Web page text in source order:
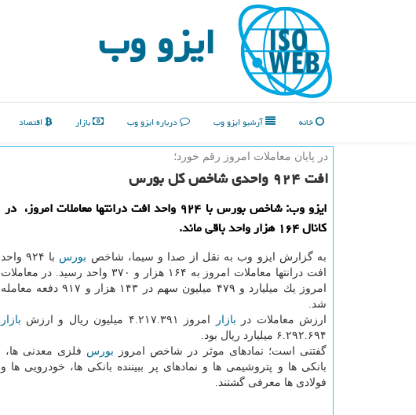
ایزو وب
خانه آرشیو ایزو وب درباره ایزو وب بازار اقتصاد
در پایان معاملات امروز رقم خورد؛
افت ۹۲۴ واحدی شاخص كل بورس
ایزو وب: شاخص بورس با ۹۲۴ واحد افت درانتها معاملات امروز، ​ در
كانال ۱۶۴ هزار واحد باقی ماند.
به گزارش ایزو وب به نقل از صدا و سیما، شاخص بورس
با ۹۲۴ واحد
افت درانتها معاملات امروز به ۱۶۴ هزار و ۳۷۰ واحد رسید. در معاملات
امروز یك میلیارد و ۴۷۹ میلیون سهم در ۱۴۳ هزار و ۹۱۷ دفعه معامله
شد.
ارزش معاملات در بازار امروز ۴.۲۱۷.۳۹۱ میلیون ریال و ارزش
بازار
۶.۲۹۲.۶۹۴ میلیارد ریال بود.
گفتنی است؛ ­نمادهای موثر در شاخص امروز بورس فلزی معدنی ها، ​
بانكی ها و پتروشیمی ها و نمادهای پر ببیننده بانكی ها، ­­خودرویی ها و
فولادی ها معرفی گشتند.